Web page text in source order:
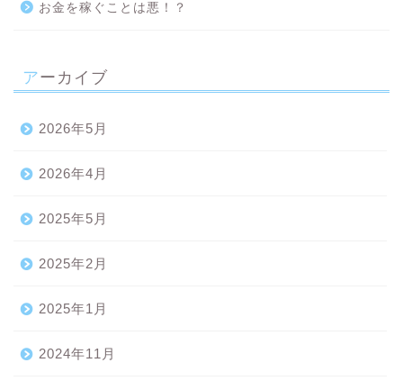
お金を稼ぐことは悪！？
アーカイブ
2026年5月
2026年4月
2025年5月
2025年2月
2025年1月
2024年11月